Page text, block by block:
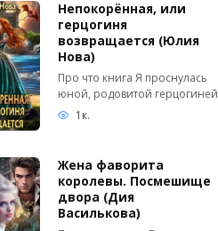
Непокорённая, или
герцогиня
возвращается (Юлия
Нова)
Про что книга Я проснулась
юной, родовитой герцогиней
1к.
Жена фаворита
королевы. Посмешище
двора (Дия
Василькова)